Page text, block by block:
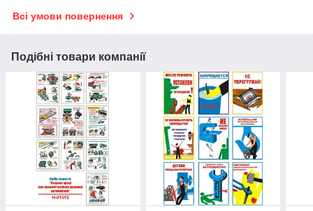
Всі умови повернення
Подібні товари компанії